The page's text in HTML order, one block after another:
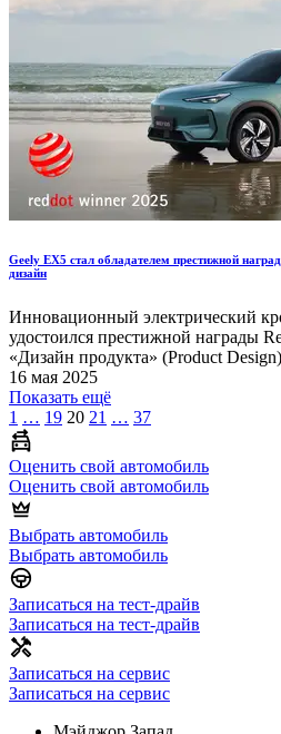
Geely EX5 стал обладателем престижной
дизайн
Инновационный электрический
удостоился престижной награды
«Дизайн продукта» (Product
16 мая 2025
Показать ещё
1 … 19 20 21 … 37
Оценить свой автомобиль
Оценить свой автомобиль
Выбрать автомобиль
Выбрать автомобиль
Записаться на тест-драйв
Записаться на тест-драйв
Записаться на сервис
Записаться на сервис